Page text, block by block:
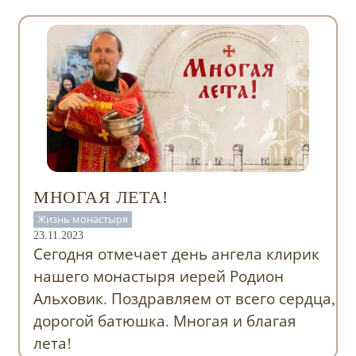
МНОГАЯ ЛЕТА!
Жизнь монастыря
23.11.2023
Сегодня отмечает день ангела клирик
нашего монастыря иерей Родион
Альховик. Поздравляем от всего сердца,
дорогой батюшка. Многая и благая
лета!